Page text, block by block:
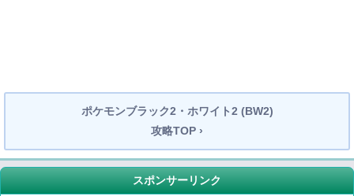
ポケモンブラック2・ホワイト2 (BW2)
攻略TOP ›
スポンサーリンク